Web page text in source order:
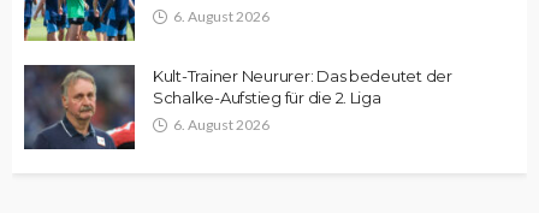
6. August 2026
Kult-Trainer Neururer: Das bedeutet der
Schalke-Aufstieg für die 2. Liga
6. August 2026